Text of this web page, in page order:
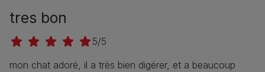
tres bon
5/5
mon chat adoré, il a très bien digérer, et a beaucoup